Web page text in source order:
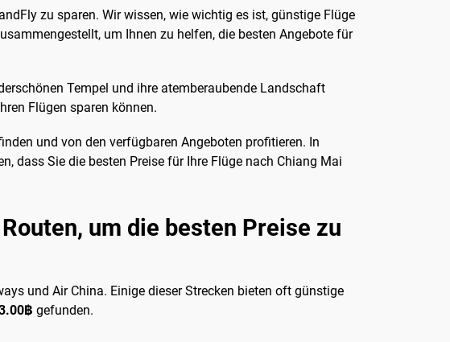
zu sparen. Wir wissen, wie wichtig es ist, günstige Flüge
um Ihnen zu helfen, die besten Angebote für
Tempel und ihre atemberaubende Landschaft
Flügen sparen können.
und von den verfügbaren Angeboten profitieren. In
dass Sie die besten Preise für Ihre Flüge nach Chiang Mai
um die besten Preise zu
und Air China. Einige dieser Strecken bieten oft günstige
฿ gefunden.